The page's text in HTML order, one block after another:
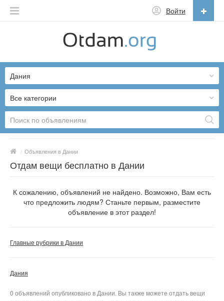
Войти
English
Русский
Українська
Все категории
Дания
/ Объявления в Дании
Отдам вещи бесплатно в Дании
К сожалению, объявлений не найдено. Возможно, Вам есть
что предложить людям? Станьте первым, разместите
объявление в этот раздел!
Главные рубрики в Дании
Дания
0 объявлений опубликовано в Дании. Вы также можете отдать вещи